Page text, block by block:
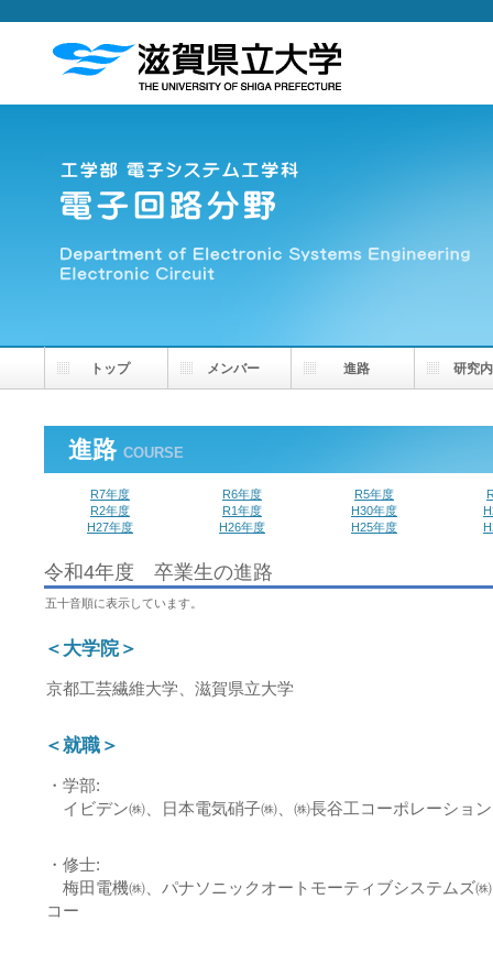
進路 COURSE
R7年度 R6年度 R5年度
R2年度
R1年度 H30年度
H27年度
H26年度 H25年度
令和4年度 卒業生の進路
五十音順に表示しています。
＜大学院＞
京都工芸繊維大学、滋賀県立大学
＜就職＞
・学部:
イビデン㈱、日本電気硝子㈱、㈱長谷工コーポレーショ
・修士:
梅田電機㈱、パナソニックオートモーティブシステムズ
コー
トップ メンバー 進路 研究